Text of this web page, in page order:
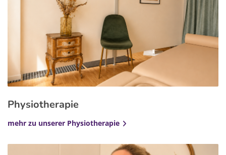
Physiotherapie
mehr zu unserer Physiotherapie